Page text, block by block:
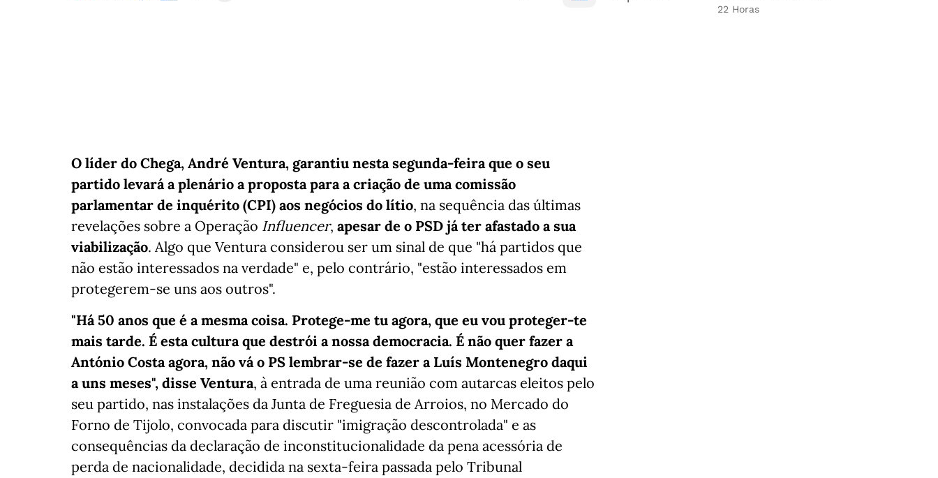
O líder do Chega, André Ventura, garantiu nesta segunda-feira que o seu
partido levará a plenário a proposta para a criação de uma comissão
parlamentar de inquérito (CPI) aos negócios do lítio, na sequência das últimas
revelações sobre a Operação Influencer, apesar de o PSD já ter afastado a sua
viabilização. Algo que Ventura considerou ser um sinal de que "há partidos que
não estão interessados na verdade" e, pelo contrário, "estão interessados em
protegerem-se uns aos outros".
"Há 50 anos que é a mesma coisa. Protege-me tu agora, que eu vou proteger-te
mais tarde. É esta cultura que destrói a nossa democracia. É não quer fazer a
António Costa agora, não vá o PS lembrar-se de fazer a Luís Montenegro daqui
a uns meses", disse Ventura, à entrada de uma reunião com autarcas eleitos pelo
seu partido, nas instalações da Junta de Freguesia de Arroios, no Mercado do
Forno de Tijolo, convocada para discutir "imigração descontrolada" e as
consequências da declaração de inconstitucionalidade da pena acessória de
perda de nacionalidade, decidida na sexta-feira passada pelo Tribunal
22 Horas